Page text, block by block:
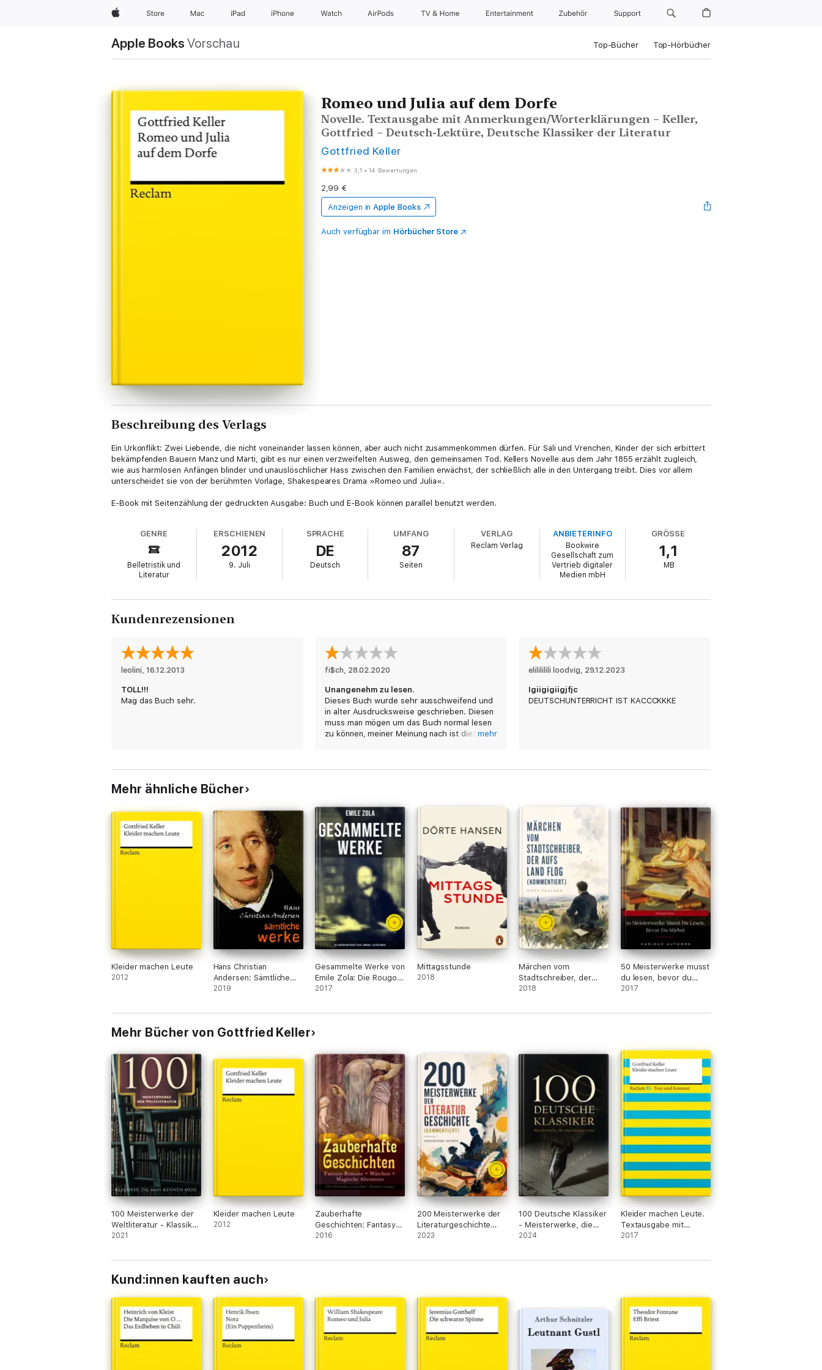
Apple Store Mac iPad iPhone Watch AirPods TV & Home Entertainment Zubehör Support
Apple Books Vorschau Top-Bücher Top-Hörbücher
Romeo und Julia auf dem Dorfe
Novelle. Textausgabe mit Anmerkungen/Worterklärungen – Keller,
Gottfried – Deutsch-Lektüre, Deutsche Klassiker der Literatur
Gottfried Keller
3,1 •14 Bewertungen
2,99 €
Anzeigen in Apple Books
Auch verfügbar im Hörbücher Store
Beschreibung des Verlags
Ein Urkonflikt: Zwei Liebende, die nicht voneinander lassen können, aber auch nicht zusammenkommen dürfen. Für Sali und Vrenchen, Kinder der sich erbittert
bekämpfenden Bauern Manz und Marti, gibt es nur einen verzweifelten Ausweg, den gemeinsamen Tod. Kellers Novelle aus dem Jahr 1855 erzählt zugleich,
wie aus harmlosen Anfängen blinder und unauslöschlicher Hass zwischen den Familien erwächst, der schließlich alle in den Untergang treibt. Dies vor allem
unterscheidet sie von der berühmten Vorlage, Shakespeares Drama »Romeo und Julia«.
E-Book mit Seitenzählung der gedruckten Ausgabe: Buch und E-Book können parallel benutzt werden.
GENRE
Belletristik und
Literatur
ERSCHIENEN
2012
9. Juli
SPRACHE
DE
Deutsch
UMFANG
87
Seiten
VERLAG
Reclam Verlag
ANBIETERINFO
Bookwire
Gesellschaft zum
Vertrieb digitaler
Medien mbH
GRÖSSE
1,1
MB
Kundenrezensionen
leolini, 16.12.2013
TOLL!!!
Mag das Buch sehr.
fi$ch, 28.02.2020
Unangenehm zu lesen.
Dieses Buch wurde sehr ausschweifend und
in alter Ausdrucksweise geschrieben. Diesen
muss man mögen um das Buch normal lesen
zu können, meiner Meinung nach ist diesesmehr
elilililili loodvig, 29.12.2023
Igiigigiigjfjc
DEUTSCHUNTERRICHT IST KACCCKKKE
Mehr ähnliche Bücher
Kleider machen Leute
2012
Hans Christian
Andersen: Sämtliche
Werke
2019
Gesammelte Werke von
Emile Zola: Die Rougon-
Macquart Reihe,
2017
Mittagsstunde
2018
Märchen vom
Stadtschreiber, der
aufs Land flog
2018
50 Meisterwerke musst
du lesen, bevor du
stirbst
2017
Mehr Bücher von Gottfried Keller
100 Meisterwerke der
Weltliteratur - Klassiker
die man kennen muss
2021
Kleider machen Leute
2012
Zauberhafte
Geschichten: Fantasy-
Romane + Märchen +
(Über 90 Klassiker in
2016
200 Meisterwerke der
Literaturgeschichte
(Kommentiert)
2023
100 Deutsche Klassiker
- Meisterwerke, die
man kennen muss
2024
Kleider machen Leute.
Textausgabe mit
Kommentar und
2017
Kund:innen kauften auch